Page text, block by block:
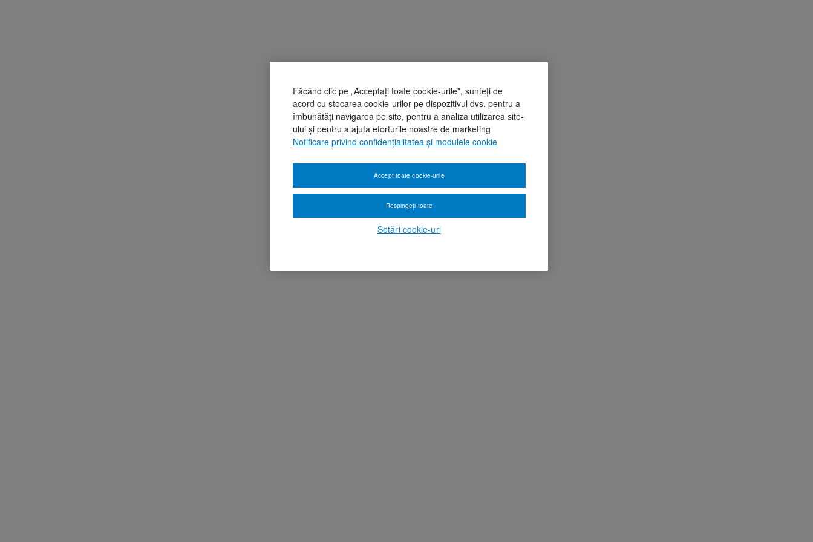
Făcând clic pe „Acceptați toate cookie-urile”, sunteți de
acord cu stocarea cookie-urilor pe dispozitivul dvs. pentru a
îmbunătăți navigarea pe site, pentru a analiza utilizarea site-
ului și pentru a ajuta eforturile noastre de marketing
Notificare privind confidențialitatea și modulele cookie
Setări cookie-uri
Respingeți toate
Accept toate cookie-urile